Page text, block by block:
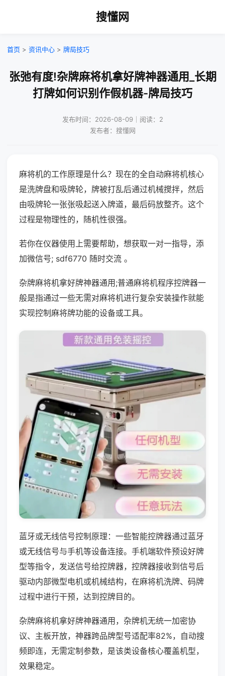
搜懂网
首页 > 资讯中心 > 牌局技巧
张弛有度!杂牌麻将机拿好牌神器通用_长期
打牌如何识别作假机器-牌局技巧
发布时间：2026-08-09｜阅读：2
发布者：搜懂网
麻将机的工作原理是什么？现在的全自动麻将机核心
是洗牌盘和吸牌轮，牌被打乱后通过机械搅拌，然后
由吸牌轮一张张吸起送入牌道，最后码放整齐。这个
过程是物理性的，随机性很强。
若你在仪器使用上需要帮助，想获取一对一指导，添
加微信号; sdf6770 随时交流 。
杂牌麻将机拿好牌神器通用;普通麻将机程序控牌器一
般是指通过一些无需对麻将机进行复杂安装操作就能
实现控制麻将牌功能的设备或工具。
蓝牙或无线信号控制原理：一些智能控牌器通过蓝牙
或无线信号与手机等设备连接。手机端软件预设好牌
型等指令，发送信号给控牌器，控牌器接收到信号后
驱动内部微型电机或机械结构，在麻将机洗牌、码牌
过程中进行干预，达到控牌目的。
杂牌麻将机拿好牌神器通用，杂牌机无统一加密协
议、主板开放，神器跨品牌型号适配率82%，自动搜
频即连，无需定制参数，是该类设备核心覆盖机型，
效果稳定。